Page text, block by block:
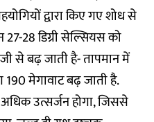
द्वारा किए गए शोध से
28 डिग्री सेल्सियस को
से बढ़ जाती है- तापमान में
190 मेगावाट बढ़ जाती है.
उत्सर्जन होगा, जिससे